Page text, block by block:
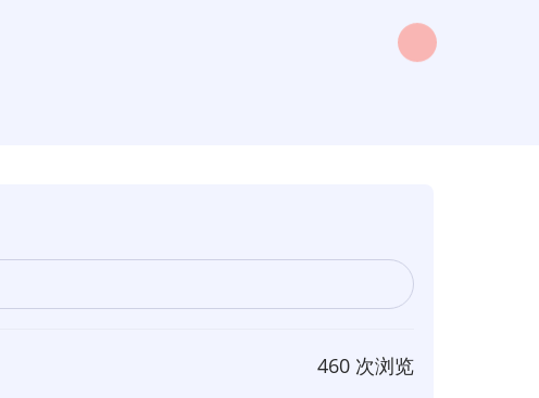
460 次浏览